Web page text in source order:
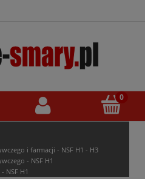
i farmacji - NSF H1 - H3
- NSF H1
NSF H1